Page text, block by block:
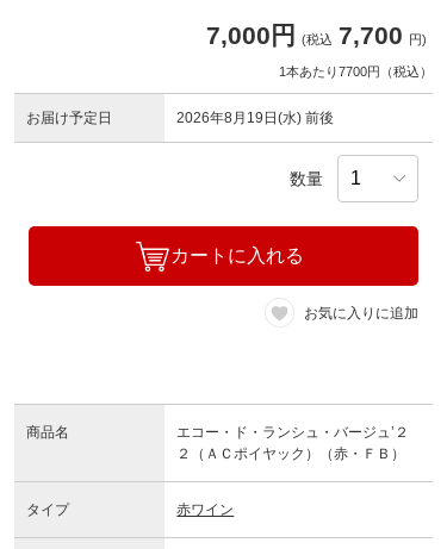
7,000円 (税込 7,700 円)
1本あたり7700円（税込）
お届け予定日 2026年8月19日(水) 前後
数量
カートに入れる
お気に入りに追加
商品名
エコー・ド・ランシュ・バージュ’２
２（ＡＣポイヤック）（赤・ＦＢ）
タイプ 赤ワイン